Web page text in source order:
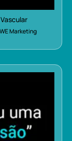
Marketing